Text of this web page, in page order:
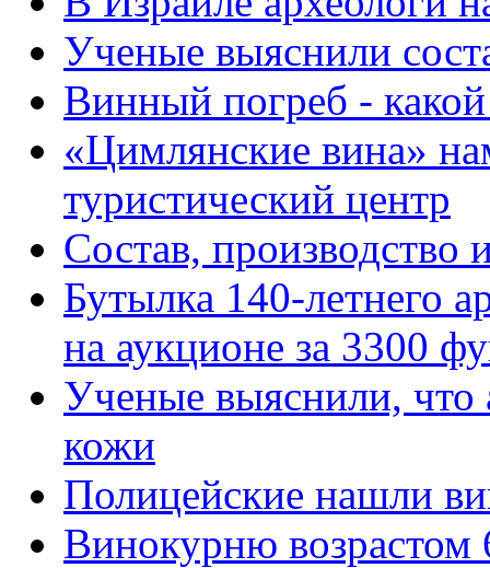
Ученые выяснили
Винный погреб -
«Цимлянские вина»
туристический центр
Состав, производство
Бутылка 140-летнего
на аукционе за 3300
Ученые выяснили, что
кожи
Полицейские нашли
Винокурню